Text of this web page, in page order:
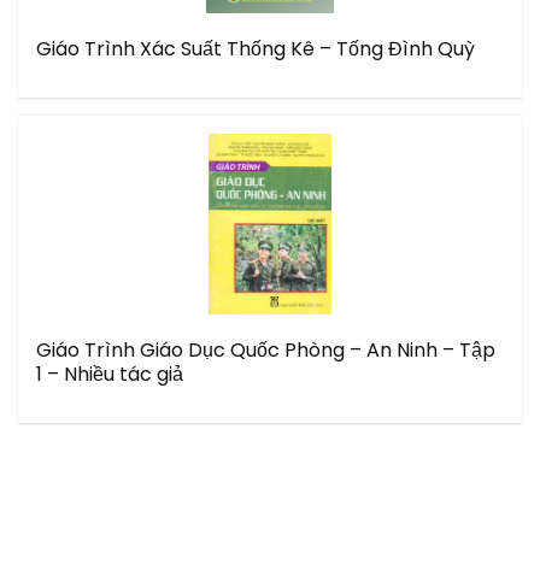
Giáo Trình Xác Suất Thống Kê – Tống Đình Quỳ
Giáo Trình Giáo Dục Quốc Phòng – An Ninh – Tập
1 – Nhiều tác giả